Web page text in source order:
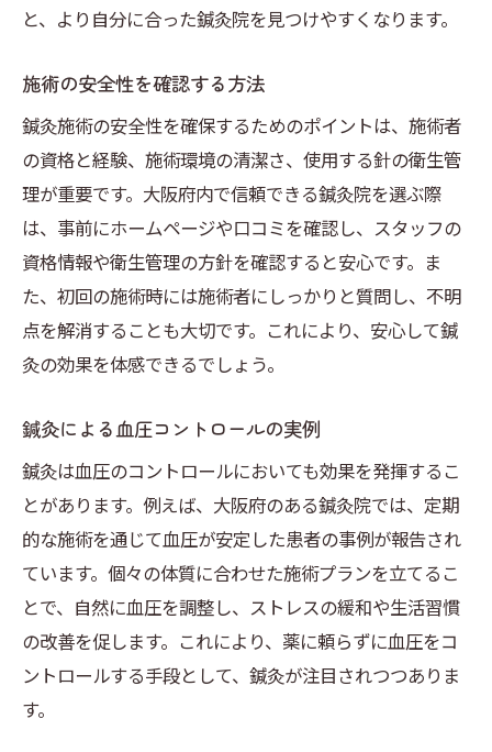
と、より自分に合った鍼灸院を見つけやすくなります。
施術の安全性を確認する方法
鍼灸施術の安全性を確保するためのポイントは、施術者
の資格と経験、施術環境の清潔さ、使用する針の衛生管
理が重要です。大阪府内で信頼できる鍼灸院を選ぶ際
は、事前にホームページや口コミを確認し、スタッフの
資格情報や衛生管理の方針を確認すると安心です。ま
た、初回の施術時には施術者にしっかりと質問し、不明
点を解消することも大切です。これにより、安心して鍼
灸の効果を体感できるでしょう。
鍼灸による血圧コントロールの実例
鍼灸は血圧のコントロールにおいても効果を発揮するこ
とがあります。例えば、大阪府のある鍼灸院では、定期
的な施術を通じて血圧が安定した患者の事例が報告され
ています。個々の体質に合わせた施術プランを立てるこ
とで、自然に血圧を調整し、ストレスの緩和や生活習慣
の改善を促します。これにより、薬に頼らずに血圧をコ
ントロールする手段として、鍼灸が注目されつつありま
す。